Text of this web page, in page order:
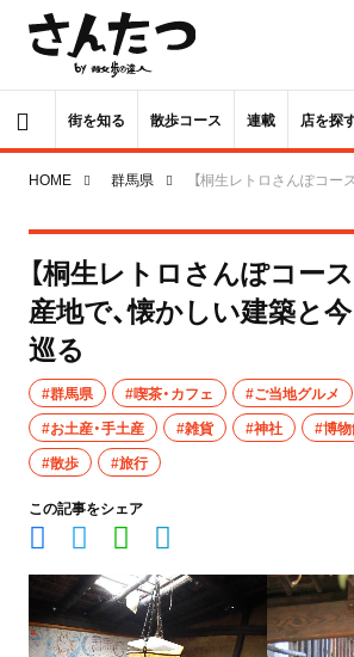
街を知る 散歩コース 連載 店を探
HOME 群馬県
【桐生レトロさんぽコー
【桐生レトロさんぽコー
産地で、懐かしい建築と
巡る
#群馬県 #喫茶・カフェ #ご当地グルメ
#お土産・手土産
#雑貨 #神社 #博物
#散歩
#旅行
この記事をシェア